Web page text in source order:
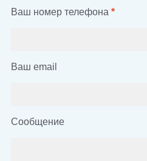
Ваш номер телефона *
Ваш email
Сообщение